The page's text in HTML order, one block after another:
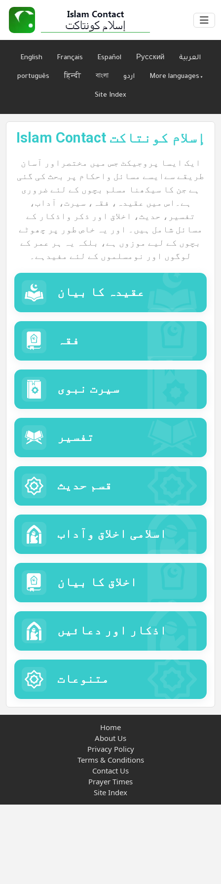
About
Languages
English Français Español Русский العربية
português हिन्दी বাংলা اردو More languages▾
Site Index
Islam Contact إسلام كونتاكت
ایک ایسا پروجیکٹ جس میں مختصراور آسان
طریقے سےایسے مسائل واحکام پر بحث کی گئی
ہے جن کا سیکھنا مسلم بچوں کے لئے ضروری
ہے۔اس میں عقیدہ، فقہ، سیرت، آداب،
تفسیر، حدیث، اخلاق اور ذکر واذکار کے
مسائل شامل ہیں۔ اور یہ خاص طور پر چھوٹے
بچوں کے لیے موزوں ہے، بلکہ یہ ہر عمر کے
لوگوں اور نومسلموں کے لئے مفیدہے۔
عقیدہ کا بیان
فقہ
سیرت نبوی
تفسیر
قسم حدیث
اسلامی اخلاق وآداب
اخلاق کا بیان
اذکار اور دعائیں
متنوعات
Home
About Us
Privacy Policy
Terms & Conditions
Contact Us
Prayer Times
Site Index